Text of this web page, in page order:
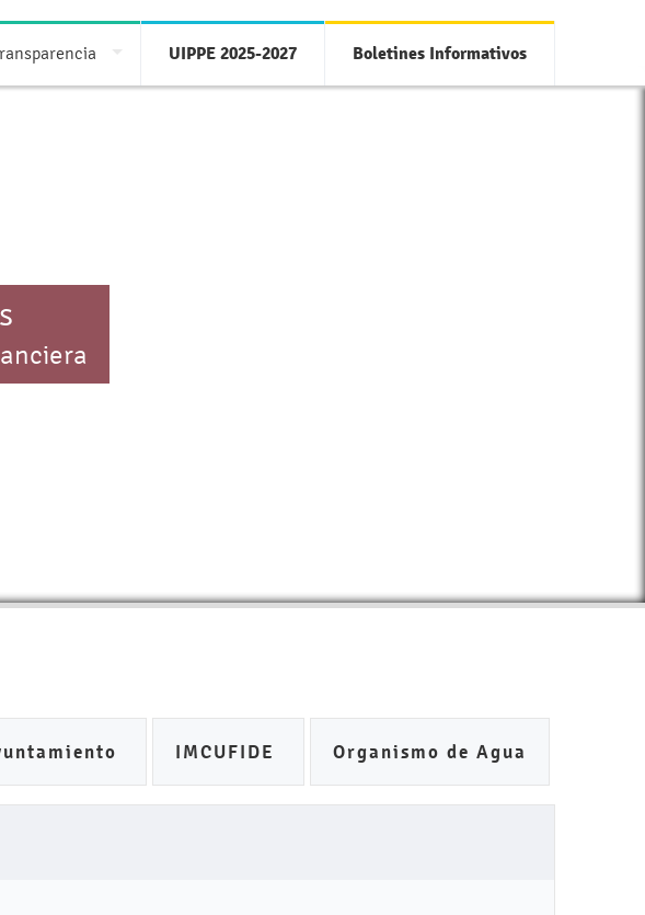
UIPPE 2025-2027 Boletines Informativos
IMCUFIDE Organismo de Agua